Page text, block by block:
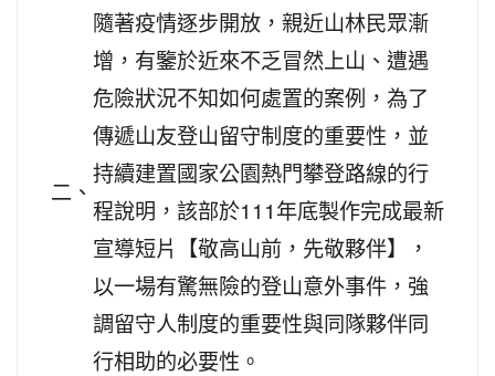
二、
隨著疫情逐步開放，親近山林民眾漸
增，有鑒於近來不乏冒然上山、遭遇
危險狀況不知如何處置的案例，為了
傳遞山友登山留守制度的重要性，並
持續建置國家公園熱門攀登路線的行
程說明，該部於111年底製作完成最新
宣導短片【敬高山前，先敬夥伴】，
以一場有驚無險的登山意外事件，強
調留守人制度的重要性與同隊夥伴同
行相助的必要性。